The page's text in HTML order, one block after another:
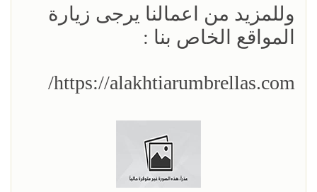
وللمزيد من اعمالنا يرجى زيارة
المواقع الخاص بنا :
https://alakhtiarumbrellas.com/